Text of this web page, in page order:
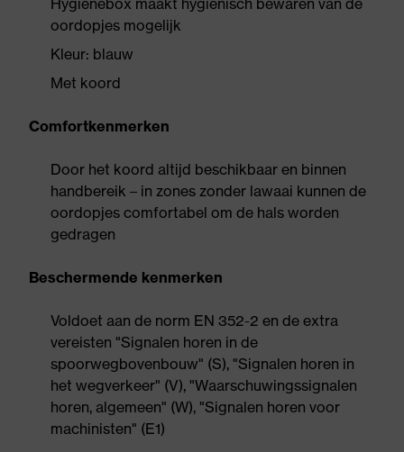
Hygiënebox maakt hygiënisch bewaren van de
oordopjes mogelijk
Kleur: blauw
Met koord
Comfortkenmerken
Door het koord altijd beschikbaar en binnen
handbereik – in zones zonder lawaai kunnen de
oordopjes comfortabel om de hals worden
gedragen
Beschermende kenmerken
Voldoet aan de norm EN 352-2 en de extra
vereisten "Signalen horen in de
spoorwegbovenbouw" (S), "Signalen horen in
het wegverkeer" (V), "Waarschuwingssignalen
horen, algemeen" (W), "Signalen horen voor
machinisten" (E1)